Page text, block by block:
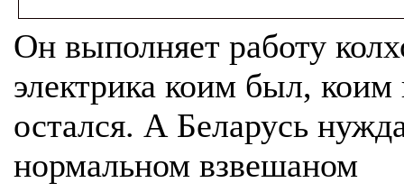
Он выполняет работу
электрика коим был, коим
остался. А Беларусь
нормальном взвешаном